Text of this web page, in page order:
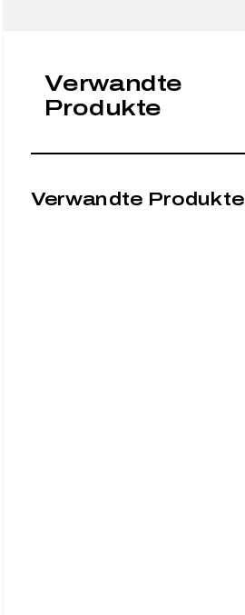
Verwandte
Produkte
Verwandte Produkte